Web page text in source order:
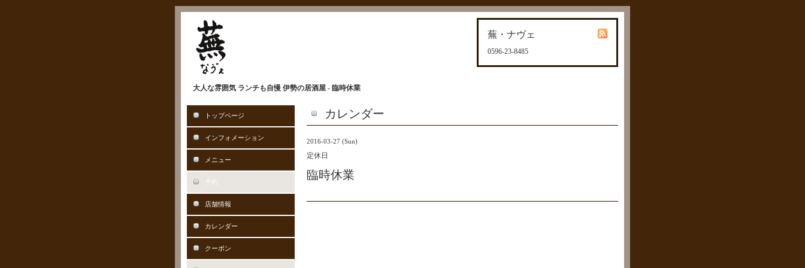
蕪・ナヴェ
0596-23-8485
大人な雰囲気 ランチも自慢 伊勢の居酒屋 - 臨時休業
カレンダー
2016-03-27 (Sun)
定休日
臨時休業
トップページ
インフォメーション
メニュー
予約
店舗情報
カレンダー
クーポン